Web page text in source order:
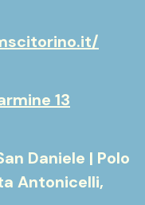
13
Daniele | Polo
Antonicelli,